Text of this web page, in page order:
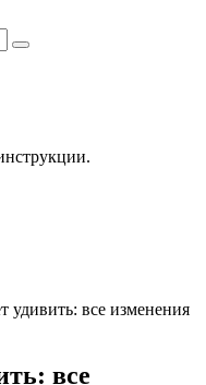
удивить: все изменения
все